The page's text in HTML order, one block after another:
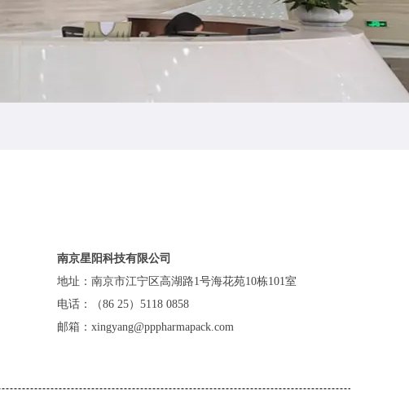
南京星阳科技有限公司
地址：南京市江宁区高湖路1号海花苑10栋101室
电话：（86 25）5118 0858
邮箱： xingyang@pppharmapack.com